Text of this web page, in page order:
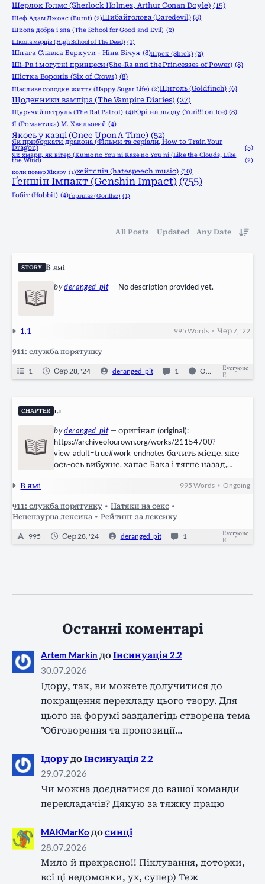
Шерлок Голмс (Sherlock Holmes, Arthur Conan Doyle) (15)
Шеф Адам Джонс (Burnt) (2)Шибайголова (Daredevil) (8)
Школа добра і зла (The School for Good and Evil) (2)
Школа мерців (High School of The Dead) (1)
Шпага Славка Беркути - Ніна Бічуя (8)Шрек (Shrek) (2)
Ші-Ра і могутні принцеси (She-Ra and the Princesses of Power) (8)
Шістка Воронів (Six of Crows) (8)
Щасливе солодке життя (Happy Sugar Life) (2)Щиголь (Goldfinch) (6)
Щоденники вампіра (The Vampire Diaries) (27)
Щурячий патруль (The Rat Patrol) (4)Юрі на льоду (Yuri!!! on Ice) (8)
Я (Романтика) М. Хвильовий (4)
Якось у казці (Once Upon A Time) (52)
Як приборкати дракона (Фільми та серіали, How to Train Your
Dragon) (5)
Як хмари, як вітер (Kumo no You ni Kaze no You ni (Like the Clouds, Like
the Wind)
(2)
коли помер Хікару (1)хейтспіч (hatespeech music) (10)
Ґеншін Імпакт (Genshin Impact) (755)
Ґобіт (Hobbit) (4)Ґоріллаз (Gorillaz) (1)
All Posts Updated Any Date
STORY В ямі
byderanged_pit— No description provided yet.
1.1 995 Words •Чер 7, '22
911: служба порятунку
1 Сер 28, '24 deranged_pit 1 Ongoing
Everyone
E
CHAPTER 1.1
byderanged_pit— оригінал (original):
https://archiveofourown.org/works/21154700?
view_adult=true#work_endnotes бачить місце, яке
ось-ось вибухне, хапає Бака і тягне назад,
падаючи в яму. Найгірше те, що яма має
затиснуті під Баком з того місця, де він
схопив…
В ямі 995 Words •Ongoing
911: служба порятунку • Натяки на секс •
Нецензурна лексика • Рейтинг за лексику
995 Сер 28, '24 deranged_pit 1
Everyone
E
Останні коментарі
Artem Markin доІнсинуація 2.2
30.07.2026
Ідору, так, ви можете долучитися до
покращення перекладу цього твору. Для
цього на форумі заздалегідь створена тема
"Обговорення та пропозиції…
Ідору доІнсинуація 2.2
29.07.2026
Чи можна доєднатися до вашої команди
перекладачів? Дякую за тяжку працю
MAKMarKo досинці
28.07.2026
Мило й прекрасно!! Піклування, доторки,
всі ці недомовки, ух, супер) Теж